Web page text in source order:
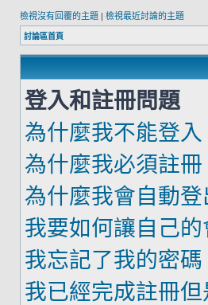
檢視沒有回覆的主題 | 檢視最近討論的主題
討論區首頁
登入和註冊問題
為什麼我不能登入
為什麼我必須註冊
為什麼我會自動登
我要如何讓自己
我忘記了我的密碼
我已經完成註冊但